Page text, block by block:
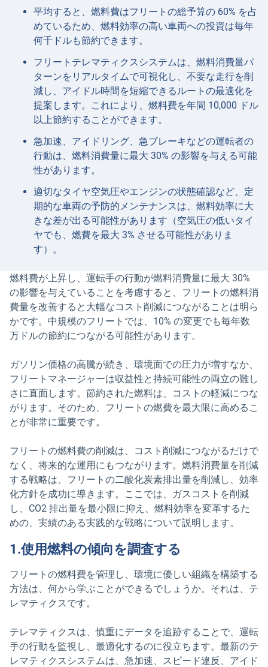
平均すると、燃料費はフリートの総予算の 60% を占
めているため、燃料効率の高い車両への投資は毎年
何千ドルも節約できます。
フリートテレマティクスシステムは、燃料消費量パ
ターンをリアルタイムで可視化し、不要な走行を削
減し、アイドル時間を短縮できるルートの最適化を
提案します。これにより、燃料費を年間 10,000 ドル
以上節約することができます。
急加速、アイドリング、急ブレーキなどの運転者の
行動は、燃料消費量に最大 30% の影響を与える可能
性があります。
適切なタイヤ空気圧やエンジンの状態確認など、定
期的な車両の予防的メンテナンスは、燃料効率に大
きな差が出る可能性があります（空気圧の低いタイ
ヤでも、燃費を最大 3% させる可能性がありま
す）。
燃料費が上昇し、運転手の行動が燃料消費量に最大 30%
の影響を与えていることを考慮すると、フリートの燃料消
費量を改善すると大幅なコスト削減につながることは明ら
かです。中規模のフリートでは、10% の変更でも毎年数
万ドルの節約につながる可能性があります。
ガソリン価格の高騰が続き、環境面での圧力が増すなか、
フリートマネージャーは収益性と持続可能性の両立の難し
さに直面します。節約された燃料は、コストの軽減につな
がります。そのため、フリートの燃費を最大限に高めるこ
とが非常に重要です。
フリートの燃料費の削減は、コスト削減につながるだけで
なく、将来的な運用にもつながります。燃料消費量を削減
する戦略は、フリートの二酸化炭素排出量を削減し、効率
化方針を成功に導きます。ここでは、ガスコストを削減
し、CO2 排出量を最小限に抑え、燃料効率を変革するた
めの、実績のある実践的な戦略について説明します。
1.使用燃料の傾向を調査する
フリートの燃料費を管理し、環境に優しい組織を構築する
方法は、何から学ぶことができるでしょうか。それは、テ
レマティクスです。
テレマティクスは、慎重にデータを追跡することで、運転
手の行動を監視し、最適化するのに役立ちます。最新のテ
レマティクスシステムは、急加速、スピード違反、アイド